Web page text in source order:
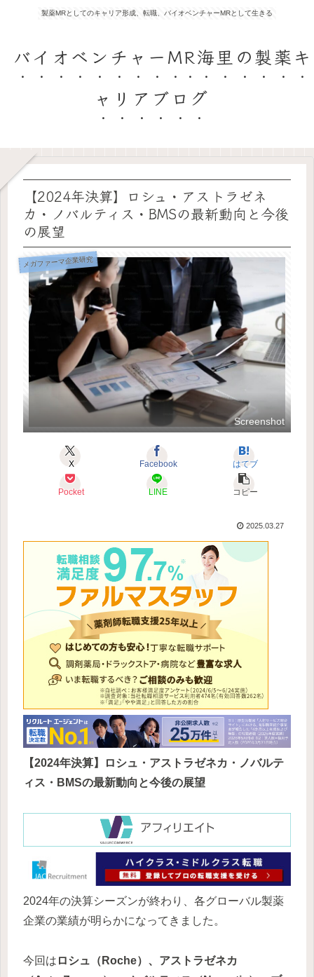
製薬MRとしてのキャリア形成、転職、バイオベンチャーMRとして生きる
バイオベンチャーMR海里の製薬キ
ャリアブログ
【2024年決算】ロシュ・アストラゼネ
カ・ノバルティス・BMSの最新動向と今後
の展望
メガファーマ企業研究
Screenshot
X Facebook はてブ
Pocket LINE コピー
2025.03.27
【2024年決算】ロシュ・アストラゼネカ・ノバルテ
ィス・BMSの最新動向と今後の展望
2024年の決算シーズンが終わり、各グローバル製薬
企業の業績が明らかになってきました。
今回は ロシュ（Roche）、アストラゼネカ